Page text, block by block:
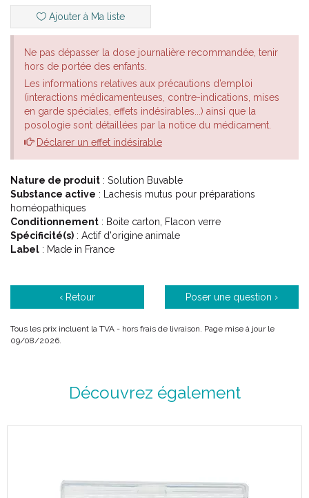
Ajouter à Ma liste
Ne pas dépasser la dose journalière recommandée, tenir
hors de portée des enfants.
Les informations relatives aux précautions d’emploi
(interactions médicamenteuses, contre-indications, mises
en garde spéciales, effets indésirables...) ainsi que la
posologie sont détaillées par la notice du médicament.
Déclarer un effet indésirable
Nature de produit : Solution Buvable
Substance active : Lachesis mutus pour préparations
homéopathiques
Conditionnement : Boite carton, Flacon verre
Spécificité(s) : Actif d'origine animale
Label : Made in France
‹ Retour Poser une question ›
Tous les prix incluent la TVA - hors frais de livraison. Page mise à jour le
09/08/2026.
Découvrez également